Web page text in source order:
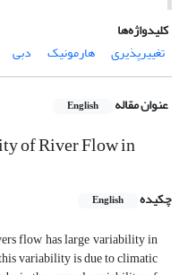
کلیدواژه‌ها
تغییرپذیری
هارمونیک دبی
عنوان مقاله English
of River Flow in
چکیده English
flow has large variability in
variability is due to climatic